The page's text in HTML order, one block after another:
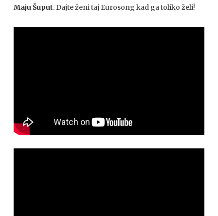
Maju Šuput. Dajte ženi taj Eurosong kad ga toliko želi!